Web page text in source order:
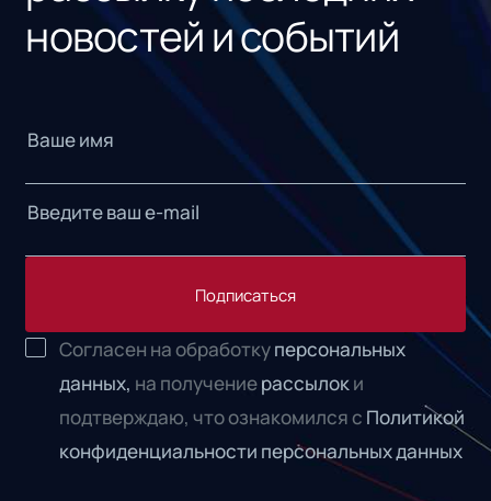
новостей и событий
Подписаться
Согласен на обработкуперсональных
данных, на получениерассылоки
подтверждаю, что ознакомился с Политикой
конфиденциальности персональных данных